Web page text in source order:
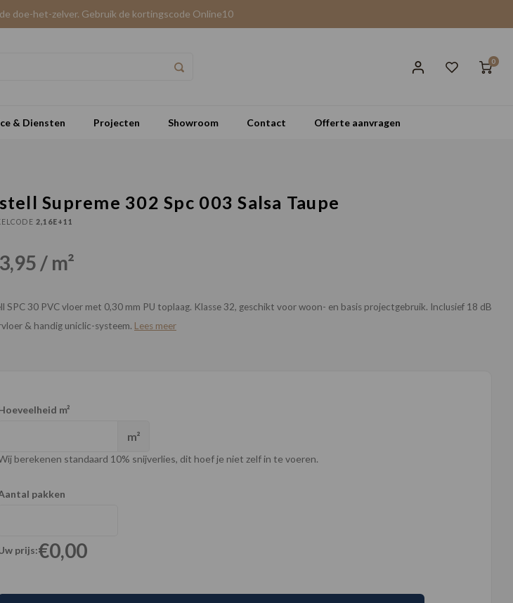
doe-het-zelver. Gebruik de kortingscode Online10
0
& Diensten Projecten Showroom Contact Offerte aanvragen
Supreme 302 Spc 003 Salsa Taupe
2,16E+11
/ m²
SPC 30 PVC vloer met 0,30 mm PU toplaag. Klasse 32, geschikt voor woon- en basis projectgebruik. Inclusief 18 dB
& handig uniclic-systeem. Lees meer
m²
m²
berekenen standaard 10% snijverlies, dit hoef je niet zelf in te voeren.
pakken
prijs:€0,00